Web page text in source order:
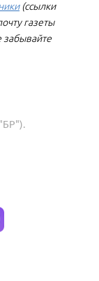
(ссылки
газеты
забывайте